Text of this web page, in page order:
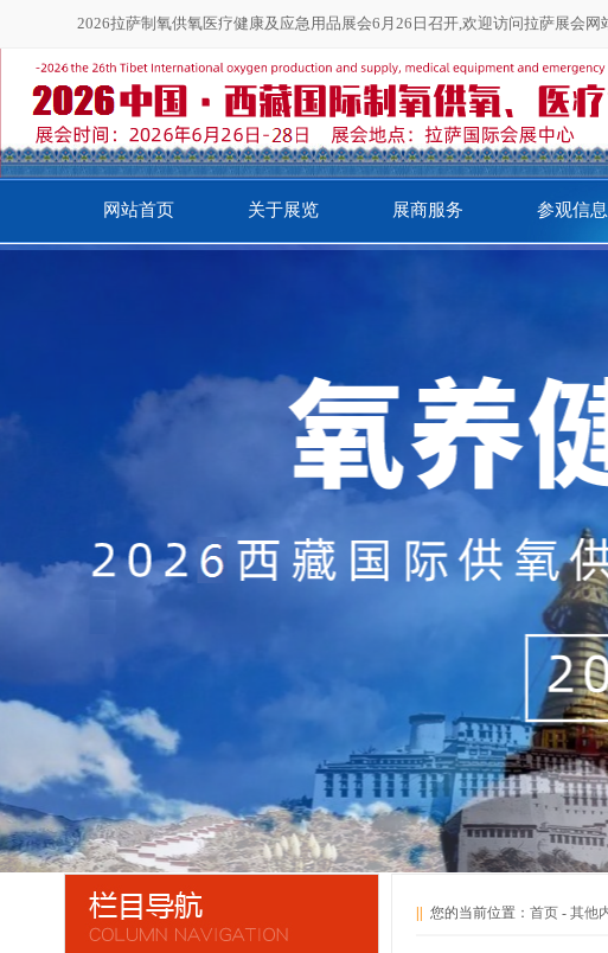
2026拉萨制氧供氧医疗健康及应急用品展会6月26日召开,欢迎访问拉萨展会网
网站首页 关于展览 展商服务 参观信息
您的当前位置： 首页 - 其他